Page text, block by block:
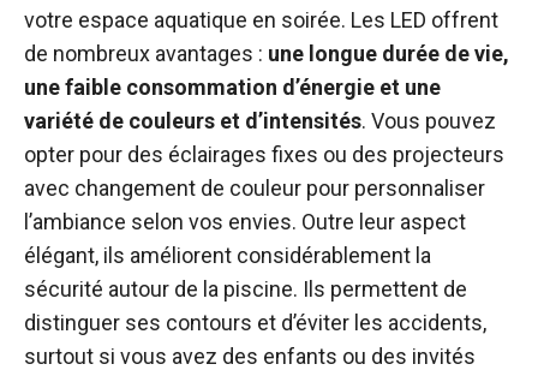
votre espace aquatique en soirée. Les LED offrent
de nombreux avantages : une longue durée de vie,
une faible consommation d’énergie et une
variété de couleurs et d’intensités. Vous pouvez
opter pour des éclairages fixes ou des projecteurs
avec changement de couleur pour personnaliser
l’ambiance selon vos envies. Outre leur aspect
élégant, ils améliorent considérablement la
sécurité autour de la piscine. Ils permettent de
distinguer ses contours et d’éviter les accidents,
surtout si vous avez des enfants ou des invités